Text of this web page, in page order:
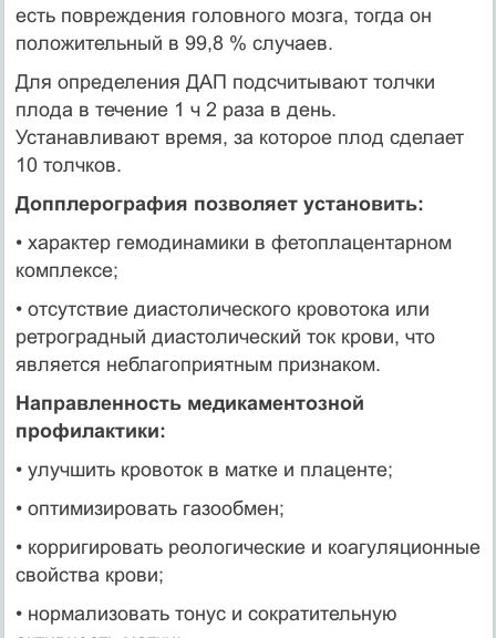
есть повреждения головного мозга, тогда он
положительный в 99,8 % случаев.
Для определения ДАП подсчитывают толчки
плода в течение 1 ч 2 раза в день.
Устанавливают время, за которое плод сделает
10 толчков.
Допплерография позволяет установить:
• характер гемодинамики в фетоплацентарном
комплексе;
• отсутствие диастолического кровотока или
ретроградный диастолический ток крови, что
является неблагоприятным признаком.
Направленность медикаментозной
профилактики:
• улучшить кровоток в матке и плаценте;
• оптимизировать газообмен;
• корригировать реологические и коагуляционные
свойства крови;
• нормализовать тонус и сократительную